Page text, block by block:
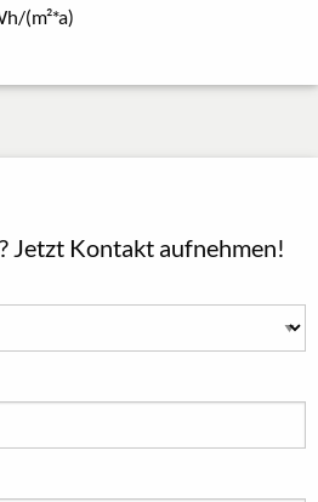
(m²*a)
Jetzt Kontakt aufnehmen!